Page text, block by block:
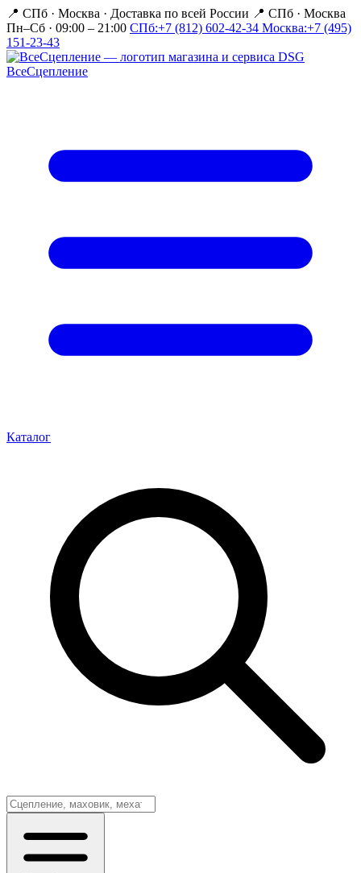
📍 СПб · Москва · Доставка по всей России 📍 СПб · Москва
Пн–Сб · 09:00 – 21:00 СПб:+7 (812) 602-42-34 Москва:+7 (495)
151-23-43
ВсеСцепление
Каталог